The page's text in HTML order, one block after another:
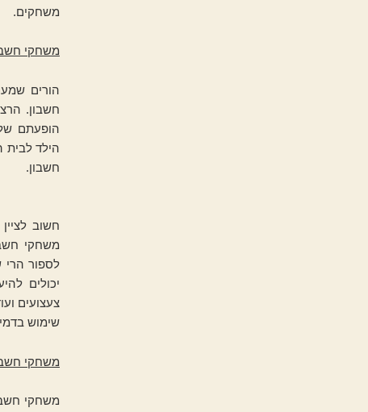
משחקים.
משחקי
הורים
חשבון.
הופעתם של
הילד לבית
חשבון.
חשוב
משחקי
לספור הרי
יכולים
צעצועים
שימוש
משחקי
משחקי